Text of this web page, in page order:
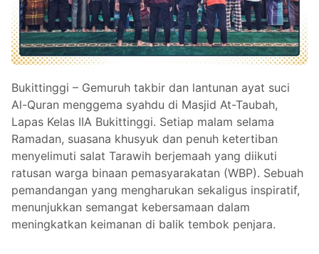
Bukittinggi – Gemuruh takbir dan lantunan ayat suci
Al-Quran menggema syahdu di Masjid At-Taubah,
Lapas Kelas IIA Bukittinggi. Setiap malam selama
Ramadan, suasana khusyuk dan penuh ketertiban
menyelimuti salat Tarawih berjemaah yang diikuti
ratusan warga binaan pemasyarakatan (WBP). Sebuah
pemandangan yang mengharukan sekaligus inspiratif,
menunjukkan semangat kebersamaan dalam
meningkatkan keimanan di balik tembok penjara.